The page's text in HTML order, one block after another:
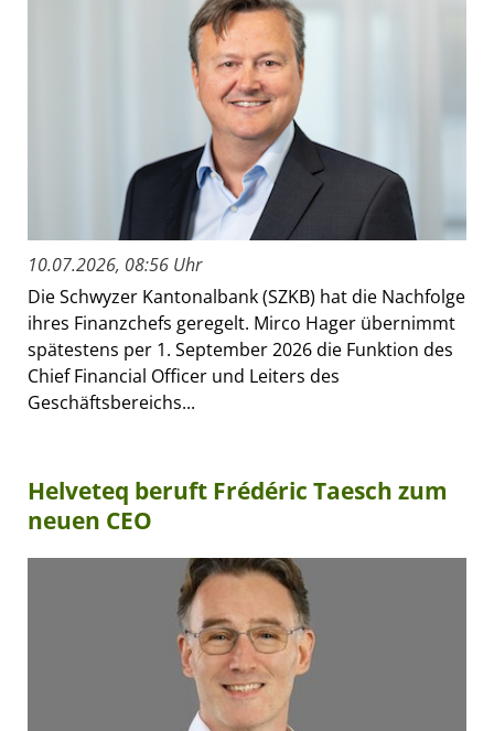
10.07.2026, 08:56 Uhr
Die Schwyzer Kantonalbank (SZKB) hat die Nachfolge
ihres Finanzchefs geregelt. Mirco Hager übernimmt
spätestens per 1. September 2026 die Funktion des
Chief Financial Officer und Leiters des
Geschäftsbereichs...
Helveteq beruft Frédéric Taesch zum
neuen CEO